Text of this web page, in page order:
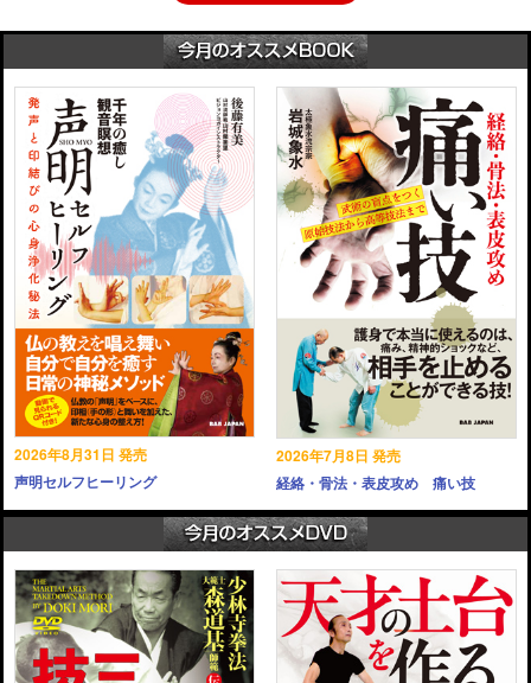
2026年8月31日 発売
声明セルフヒーリング
2026年7月8日 発売
経絡・骨法・表皮攻め 痛い技